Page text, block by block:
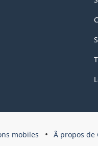
mobiles Ã propos